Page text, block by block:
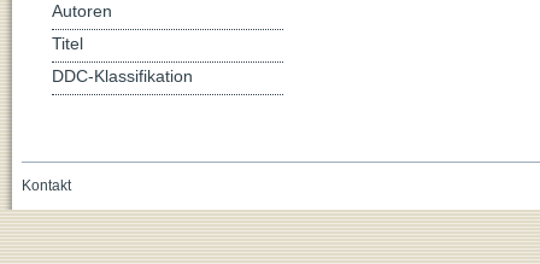
Autoren
Titel
DDC-Klassifikation
Kontakt